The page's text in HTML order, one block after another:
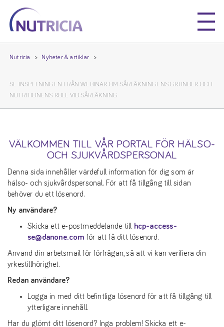
Nutricia
Nutricia
Nutricia Nyheter & artiklar
SE INSPELNINGEN FRÅN WEBINAR OM SÅRLÄKNINGENS GRUNDER OCH
NUTRITIONENS ROLL VID SÅRLÄKNING
VÄLKOMMEN TILL VÅR PORTAL FÖR HÄLSO-
OCH SJUKVÅRDSPERSONAL
Denna sida innehåller värdefull information för dig som är
hälso- och sjukvårdspersonal. För att få tillgång till sidan
behöver du ett lösenord.
Ny användare?
Skicka ett e-postmeddelande till
hcp-access-
se@danone.com för att få ditt lösenord.
Använd din arbetsmail för förfrågan, så att vi kan verifiera din
yrkestillhörighet.
Redan användare?
Logga in med ditt befintliga lösenord för att få tillgång till
ytterligare innehåll.
Har du glömt ditt lösenord? Inga problem! Skicka ett e-